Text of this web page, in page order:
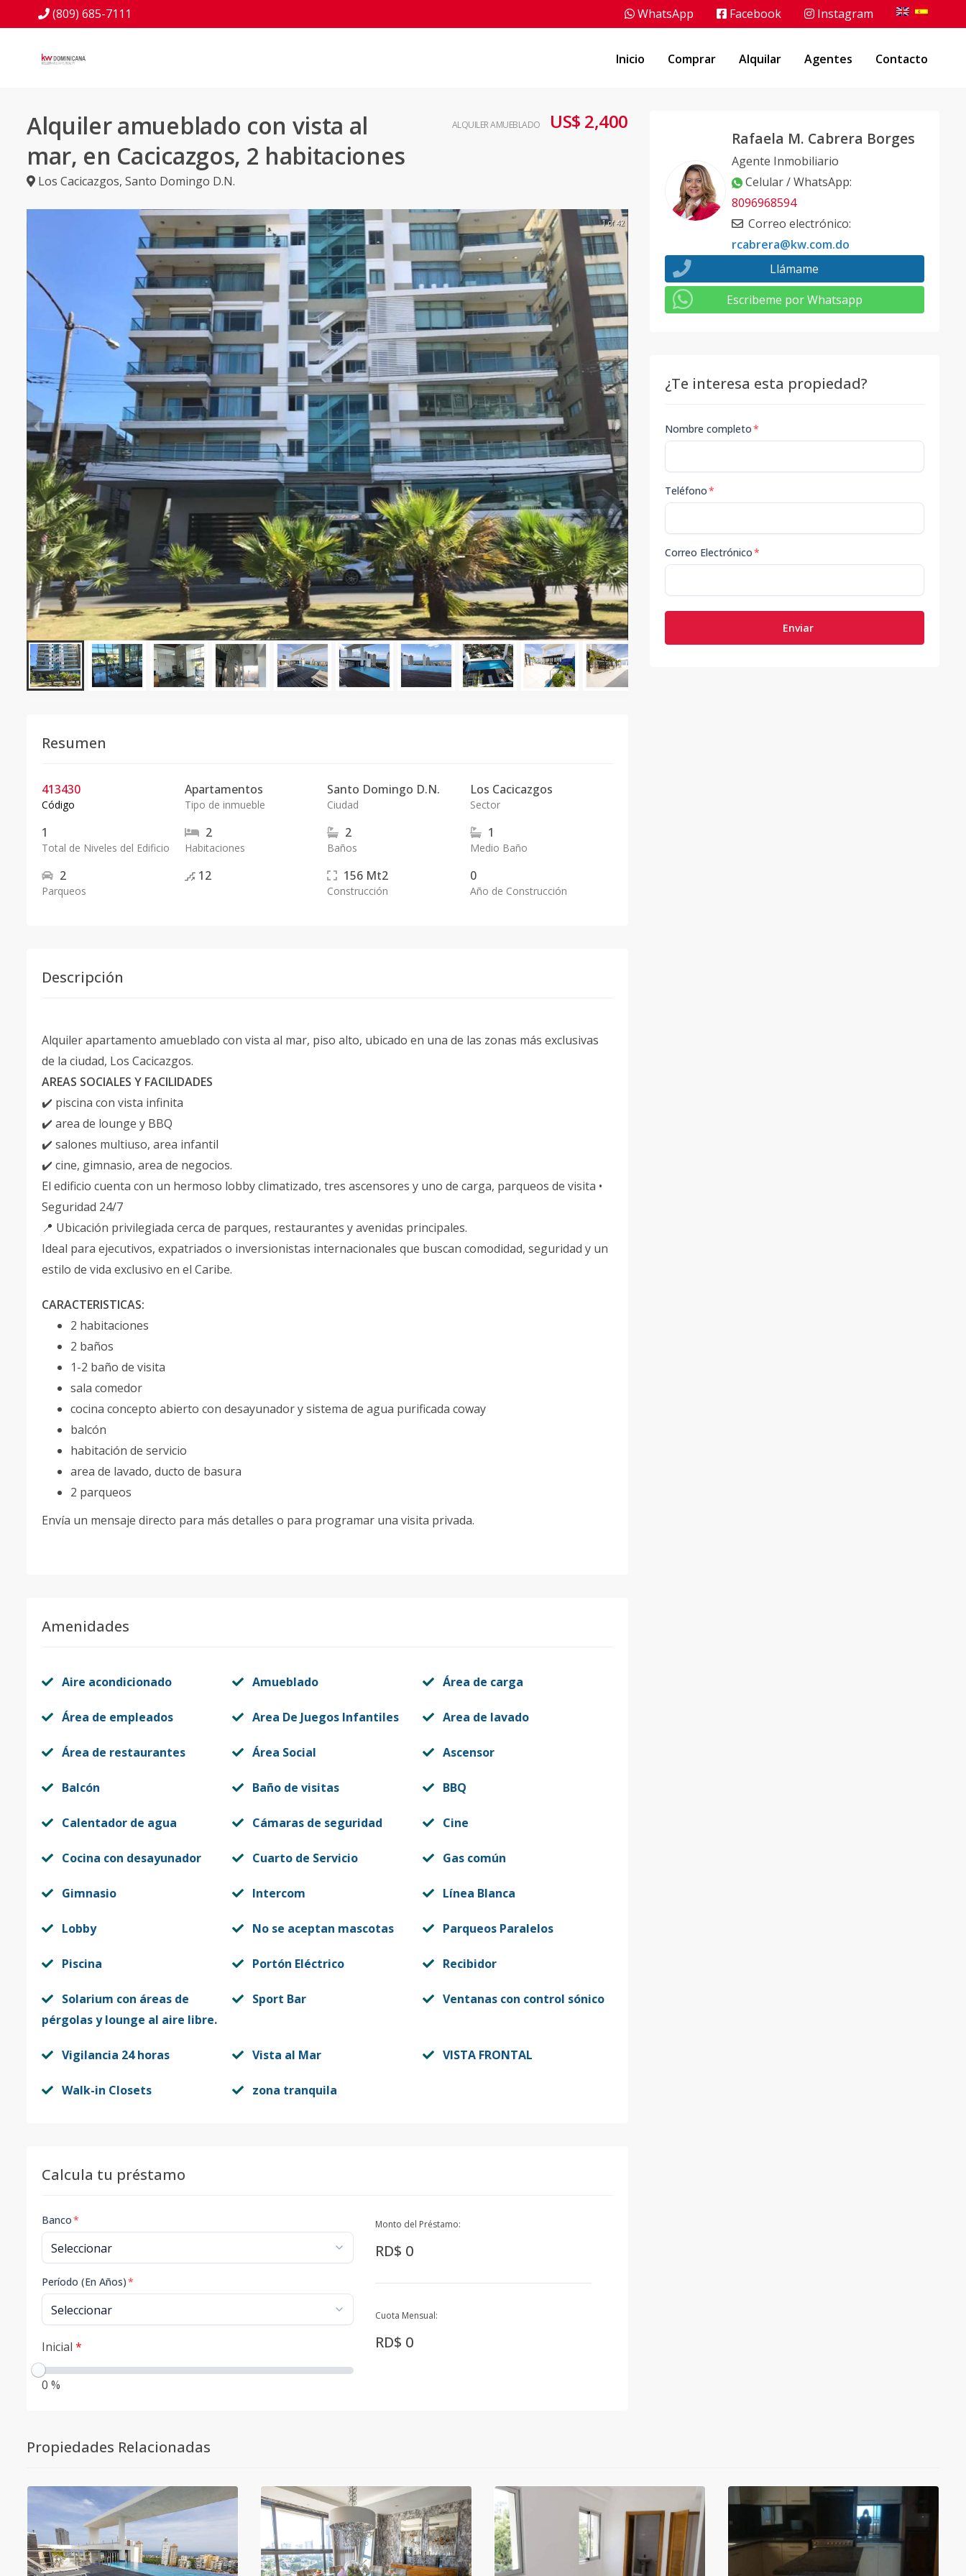
(809) 685-7111 WhatsApp Facebook Instagram
Inicio Comprar Alquilar Agentes Contacto
Alquiler amueblado con vista al
mar, en Cacicazgos, 2 habitaciones
Los Cacicazgos, Santo Domingo D.N.
ALQUILER AMUEBLADO US$ 2,400
1 of 42
Resumen
413430
Código
Apartamentos
Tipo de inmueble
Santo Domingo D.N.
Ciudad
Los Cacicazgos
Sector
1
Total de Niveles del Edificio
2
Habitaciones
2
Baños
1
Medio Baño
2
Parqueos
12 156 Mt2
Construcción
0
Año de Construcción
Descripción
Alquiler apartamento amueblado con vista al mar, piso alto, ubicado en una de las zonas más exclusivas
de la ciudad, Los Cacicazgos.
AREAS SOCIALES Y FACILIDADES
✔️ piscina con vista infinita
✔️ area de lounge y BBQ
✔️ salones multiuso, area infantil
✔️ cine, gimnasio, area de negocios.
El edificio cuenta con un hermoso lobby climatizado, tres ascensores y uno de carga, parqueos de visita •
Seguridad 24/7
📍 Ubicación privilegiada cerca de parques, restaurantes y avenidas principales.
Ideal para ejecutivos, expatriados o inversionistas internacionales que buscan comodidad, seguridad y un
estilo de vida exclusivo en el Caribe.
CARACTERISTICAS:
2 habitaciones
2 baños
1-2 baño de visita
sala comedor
cocina concepto abierto con desayunador y sistema de agua purificada coway
balcón
habitación de servicio
area de lavado, ducto de basura
2 parqueos
Envía un mensaje directo para más detalles o para programar una visita privada.
Amenidades
Aire acondicionado Amueblado Área de carga
Área de empleados Area De Juegos Infantiles Area de lavado
Área de restaurantes Área Social Ascensor
Balcón Baño de visitas BBQ
Calentador de agua Cámaras de seguridad Cine
Cocina con desayunador Cuarto de Servicio Gas común
Gimnasio Intercom Línea Blanca
Lobby No se aceptan mascotas Parqueos Paralelos
Piscina Portón Eléctrico Recibidor
Solarium con áreas de
pérgolas y lounge al aire libre.
Sport Bar Ventanas con control sónico
Vigilancia 24 horas Vista al Mar VISTA FRONTAL
Walk-in Closets zona tranquila
Calcula tu préstamo
Banco*
Período (En Años)*
Inicial *
0 %
Monto del Préstamo:
RD$ 0
Cuota Mensual:
RD$ 0
Rafaela M. Cabrera Borges
Agente Inmobiliario
Celular / WhatsApp:
8096968594
Correo electrónico:
rcabrera@kw.com.do
Llámame
Escribeme por Whatsapp
¿Te interesa esta propiedad?
Nombre completo*
Teléfono*
Correo Electrónico*
Enviar
Propiedades Relacionadas